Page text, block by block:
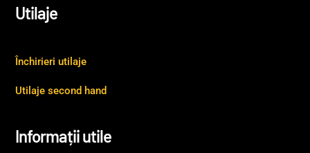
Utilaje
Închirieri utilaje
Utilaje second hand
Informații utile